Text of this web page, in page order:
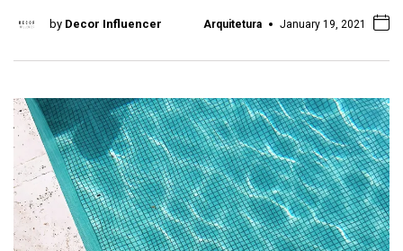
by Decor Influencer Arquitetura January 19, 2021